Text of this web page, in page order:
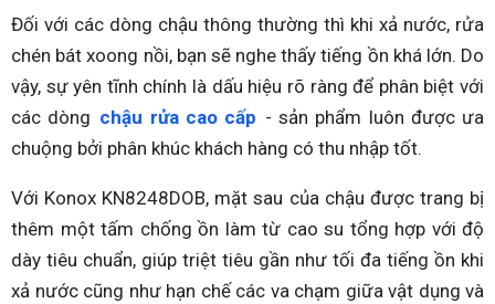
Đối với các dòng chậu thông thường thì khi xả nước, rửa
chén bát xoong nồi, bạn sẽ nghe thấy tiếng ồn khá lớn. Do
vậy, sự yên tĩnh chính là dấu hiệu rõ ràng để phân biệt với
các dòng chậu rửa cao cấp - sản phẩm luôn được ưa
chuộng bởi phân khúc khách hàng có thu nhập tốt.
Với Konox KN8248DOB, mặt sau của chậu được trang bị
thêm một tấm chống ồn làm từ cao su tổng hợp với độ
dày tiêu chuẩn, giúp triệt tiêu gần như tối đa tiếng ồn khi
xả nước cũng như hạn chế các va chạm giữa vật dụng và